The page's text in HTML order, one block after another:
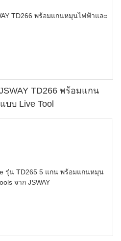
TD266 พร้อมแกน
บ Live Tool